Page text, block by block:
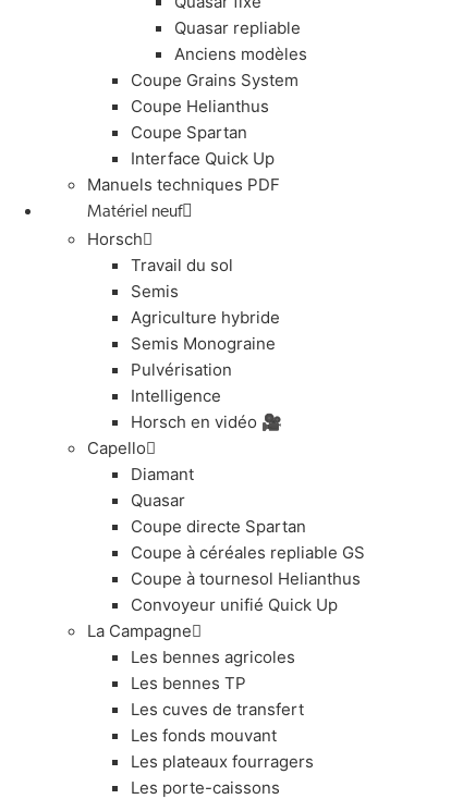
Quasar repliable
Anciens modèles
Coupe Grains System
Coupe Helianthus
Coupe Spartan
Interface Quick Up
Manuels techniques PDF
Matériel neuf
Horsch
Travail du sol
Semis
Agriculture hybride
Semis Monograine
Pulvérisation
Intelligence
Horsch en vidéo 🎥
Capello
Diamant
Quasar
Coupe directe Spartan
Coupe à céréales repliable GS
Coupe à tournesol Helianthus
Convoyeur unifié Quick Up
La Campagne
Les bennes agricoles
Les bennes TP
Les cuves de transfert
Les fonds mouvant
Les plateaux fourragers
Les porte-caissons